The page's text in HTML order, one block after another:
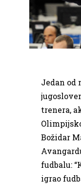
Jedan
trenera,
Božidar
fudbalu:
igrao